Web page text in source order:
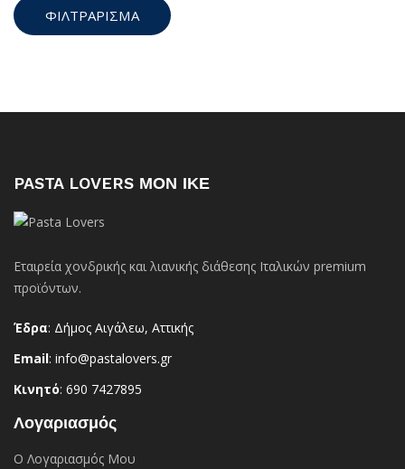
ΦΙΛΤΡΆΡΙΣΜΑ
PASTA LOVERS ΜΟΝ ΙΚΕ
Εταιρεία χονδρικής και λιανικής διάθεσης Ιταλικών premium
προϊόντων.
Έδρα: Δήμος Αιγάλεω, Αττικής
Email: info@pastalovers.gr
Κινητό: 690 7427895
Λογαριασμός
Ο Λογαριασμός Μου